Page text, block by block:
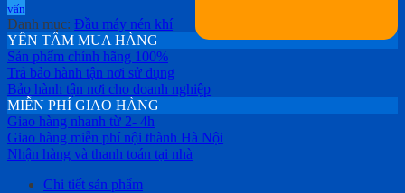
vấn
Danh mục: Đầu máy nén khí
YÊN TÂM MUA HÀNG
Sản phẩm chính hãng 100%
Trả bảo hành tận nơi sử dụng
Bảo hành tận nơi cho doanh nghiệp
MIỄN PHÍ GIAO HÀNG
Giao hàng nhanh từ 2- 4h
Giao hàng miễn phí nội thành Hà Nội
Nhận hàng và thanh toán tại nhà
Chi tiết sản phẩm